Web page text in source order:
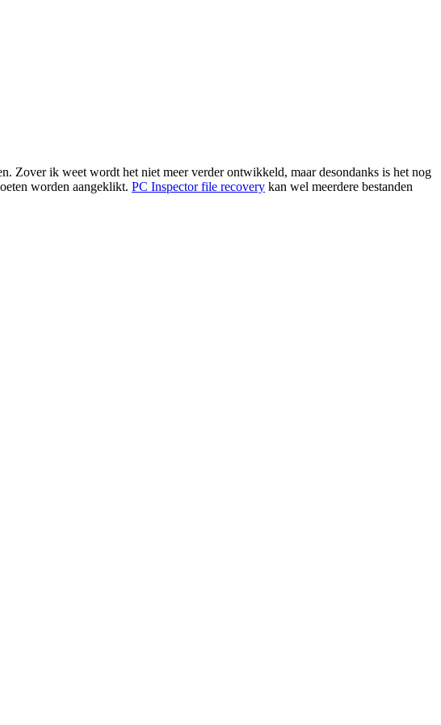
Zover ik weet wordt het niet meer verder ontwikkeld, maar desondanks is het nog
worden aangeklikt. PC Inspector file recovery kan wel meerdere bestanden